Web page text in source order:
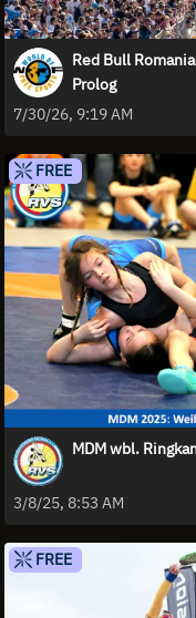
Red Bull
Prolog
7/30/26, 9:19 AM
FREE
MDM wbl.
3/8/25, 8:53 AM
FREE